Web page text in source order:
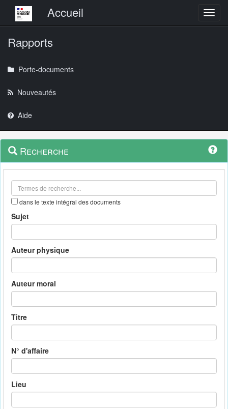
Menu principalAccueil
Rapports
Porte-documents
Nouveautés
Aide
Navigation
outils
Menu
contextuel
Recherche
dans le texte intégral des documents
Sujet
Auteur physique
Auteur moral
Titre
N° d'affaire
Lieu